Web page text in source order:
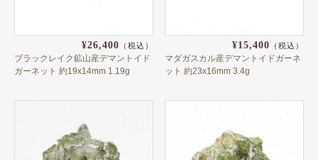
ミネラル 鉱物
関連製品
フォトダイアリー
ブレスレット
¥26,400 （税込）
ブラックレイク鉱山産デマントイド
ガーネット 約19x14mm 1.19g
¥15,400 （税込）
マダガスカル産デマントイドガーネ
ット 約23x16mm 3.4g